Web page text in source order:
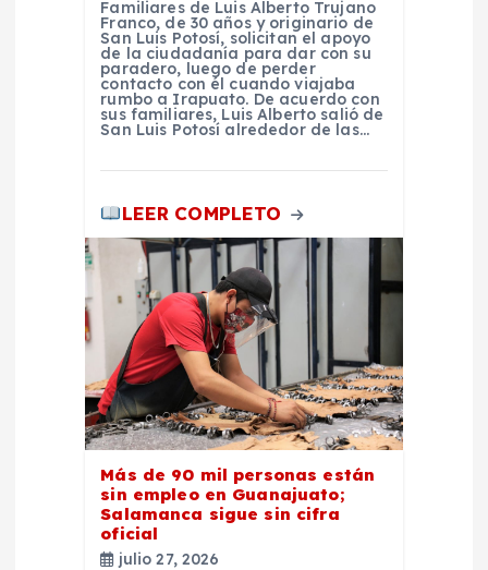
Familiares de Luis Alberto Trujano
Franco, de 30 años y originario de
San Luis Potosí, solicitan el apoyo
de la ciudadanía para dar con su
paradero, luego de perder
contacto con él cuando viajaba
rumbo a Irapuato. De acuerdo con
sus familiares, Luis Alberto salió de
San Luis Potosí alrededor de las…
LEER COMPLETO
Más de 90 mil personas están
sin empleo en Guanajuato;
Salamanca sigue sin cifra
oficial
julio 27, 2026